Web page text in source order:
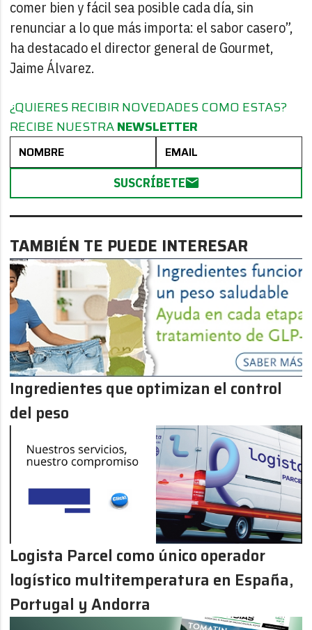
comer bien y fácil sea posible cada día, sin
renunciar a lo que más importa: el sabor casero”,
ha destacado el director general de Gourmet,
Jaime Álvarez.
¿QUIERES RECIBIR NOVEDADES COMO ESTAS?
RECIBE NUESTRANEWSLETTER
SUSCRÍBETE
TAMBIÉN TE PUEDE INTERESAR
Ingredientes que optimizan el control
del peso
Logista Parcel como único operador
logístico multitemperatura en España,
Portugal y Andorra